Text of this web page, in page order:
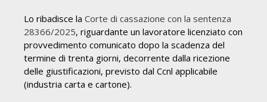
Lo ribadisce la Corte di cassazione con la sentenza
28366/2025, riguardante un lavoratore licenziato con
provvedimento comunicato dopo la scadenza del
termine di trenta giorni, decorrente dalla ricezione
delle giustificazioni, previsto dal Ccnl applicabile
(industria carta e cartone).